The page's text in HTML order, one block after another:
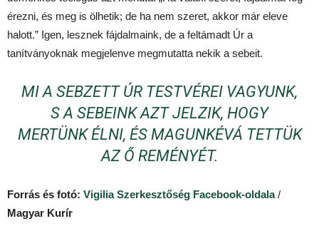
érezni, és meg is ölhetik; de ha nem szeret, akkor már eleve
halott.” Igen, lesznek fájdalmaink, de a feltámadt Úr a
tanítványoknak megjelenve megmutatta nekik a sebeit.
MI A SEBZETT ÚR TESTVÉREI VAGYUNK,
S A SEBEINK AZT JELZIK, HOGY
MERTÜNK ÉLNI, ÉS MAGUNKÉVÁ TETTÜK
AZ Ő REMÉNYÉT.
Forrás és fotó: Vigilia Szerkesztőség Facebook-oldala/
Magyar Kurír